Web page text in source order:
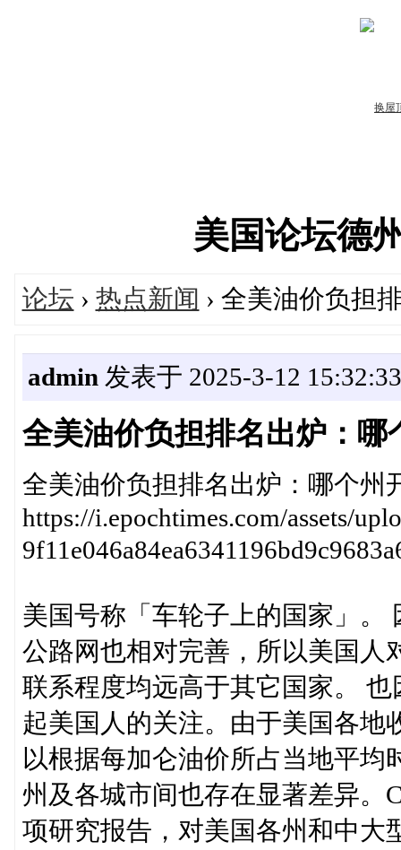
美国论坛德
论坛 › 热点新闻 › 全美油价负担
admin 发表于 2025-3-12 15:32:33
全美油价负担排名出炉：哪
全美油价负担排名出炉：哪个州
https://i.epochtimes.com/assets/
美国号称「车轮子上的国家」。
公路网也相对完善，所以美国人
联系程度均远高于其它国家。
起美国人的关注。由于美国各地
以根据每加仑油价所占当地平
州及各城市间也存在显著差异。
项研究报告，对美国各州和中大